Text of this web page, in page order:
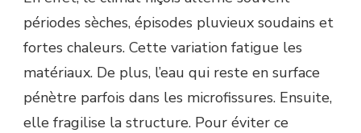
périodes sèches, épisodes pluvieux soudains et
fortes chaleurs. Cette variation fatigue les
matériaux. De plus, l’eau qui reste en surface
pénètre parfois dans les microfissures. Ensuite,
elle fragilise la structure. Pour éviter ce